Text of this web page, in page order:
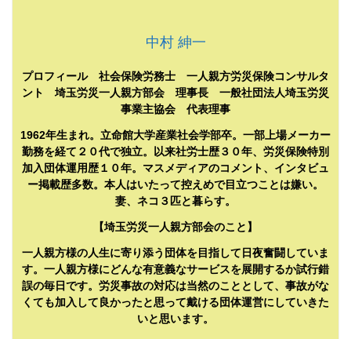
中村 紳一
プロフィール 社会保険労務士 一人親方労災保険コンサルタ
ント 埼玉労災一人親方部会 理事長 一般社団法人埼玉労災
事業主協会 代表理事
1962年生まれ。立命館大学産業社会学部卒。一部上場メーカー
勤務を経て２０代で独立。以来社労士歴３０年、労災保険特別
加入団体運用歴１０年。マスメディアのコメント、インタビュ
ー掲載歴多数。本人はいたって控えめで目立つことは嫌い。
妻、ネコ３匹と暮らす。
【埼玉労災一人親方部会のこと】
一人親方様の人生に寄り添う団体を目指して日夜奮闘していま
す。一人親方様にどんな有意義なサービスを展開するか試行錯
誤の毎日です。労災事故の対応は当然のこととして、事故がな
くても加入して良かったと思って戴ける団体運営にしていきた
いと思います。